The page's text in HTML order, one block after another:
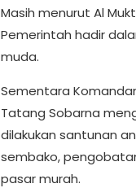
Masih menurut Al
Pemerintah hadir
muda.
Sementara
Tatang Sobarna
dilakukan santunan
sembako,
pasar murah.